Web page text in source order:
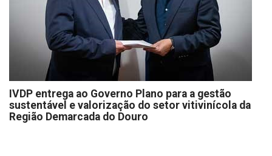
IVDP entrega ao Governo Plano para a gestão
sustentável e valorização do setor vitivinícola da
Região Demarcada do Douro